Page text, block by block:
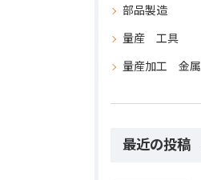
部品製造
量産 工具
量産加工 金属
最近の投稿